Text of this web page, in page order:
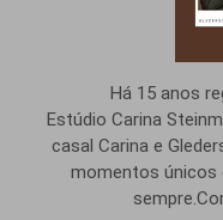
Há 15 anos
Estúdio Carina
casal Carina e
momentos únicos